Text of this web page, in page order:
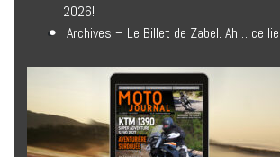
2026!
Archives – Le Billet de Zabel. Ah… ce